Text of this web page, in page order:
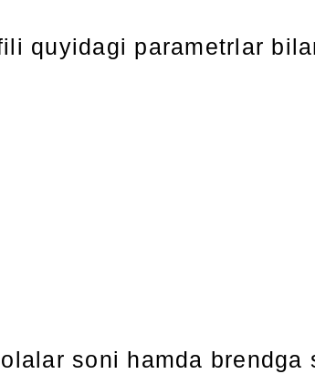
quyidagi parametrlar
soni hamda brendga